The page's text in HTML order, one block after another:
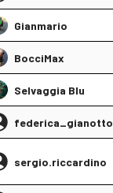
Gianmario
BocciMax
Selvaggia Blu
federica_gianotto
sergio.riccardino